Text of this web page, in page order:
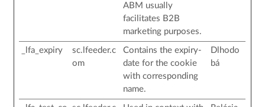
ABM usually
facilitates B2B
marketing purposes.
_lfa_expiry
sc.lfeeder.c
om
Contains the expiry-
date for the cookie
with corresponding
name.
Dlhodo
bá